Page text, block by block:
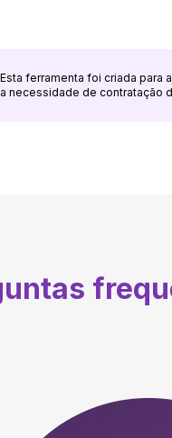
Esta ferramenta foi criada para
necessidade de contratação